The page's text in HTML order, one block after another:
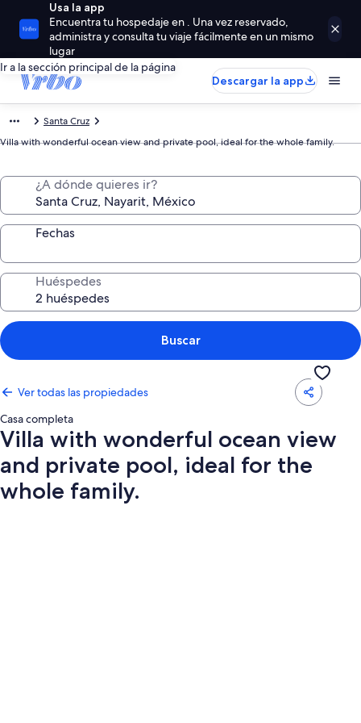
Usa la app
Encuentra tu hospedaje en . Una vez reservado,
administra y consulta tu viaje fácilmente en un mismo
lugar
Ir a la sección principal de la página
Descargar la app
Santa Cruz
Villa with wonderful ocean view and private pool, ideal for the whole family.
¿A dónde quieres ir?
Fechas
Huéspedes
Buscar
Ver todas las propiedades
Casa completa
Villa with wonderful ocean view
and private pool, ideal for the
whole family.